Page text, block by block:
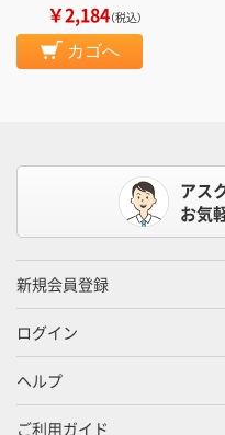
￥2,184（税込）
カゴへ
アス
お気
新規会員登録
ログイン
ヘルプ
ご利用ガイド